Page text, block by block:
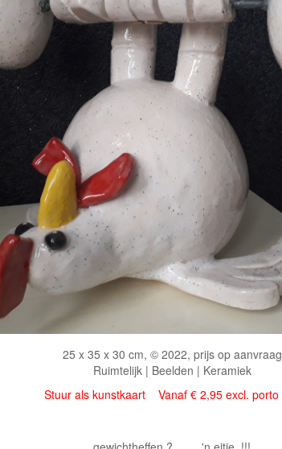
25 x 35 x 30 cm, © 2022, prijs op aanvraag
Ruimtelijk | Beelden | Keramiek
Stuur als kunstkaart Vanaf € 2,95 excl. porto